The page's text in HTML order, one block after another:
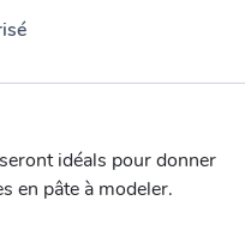
idéals pour donner
en pâte à modeler.